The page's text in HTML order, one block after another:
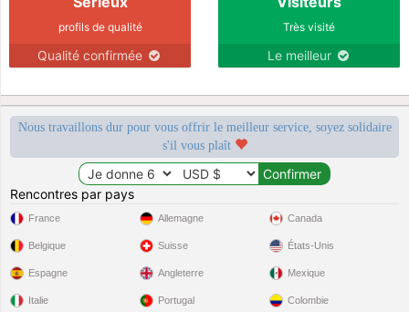
profils de qualité
Qualité confirmée
Très visité
Le meilleur
Nous travaillons dur pour vous offrir le meilleur service, soyez solidaire
s'il vous plaît
Rencontres par pays
France
Belgique
Espagne
Italie
Allemagne
Suisse
Angleterre
Portugal
Canada
États-Unis
Mexique
Colombie